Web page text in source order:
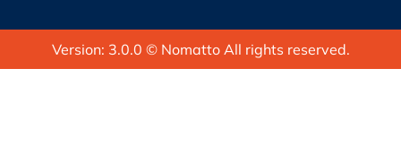
Version: 3.0.0 © Nomatto All rights reserved.